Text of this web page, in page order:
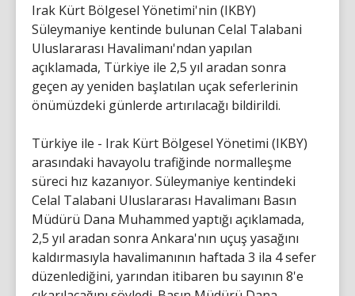
Irak Kürt Bölgesel Yönetimi'nin (IKBY)
Süleymaniye kentinde bulunan Celal Talabani
Uluslararası Havalimanı'ndan yapılan
açıklamada, Türkiye ile 2,5 yıl aradan sonra
geçen ay yeniden başlatılan uçak seferlerinin
önümüzdeki günlerde artırılacağı bildirildi.
Türkiye ile - Irak Kürt Bölgesel Yönetimi (IKBY)
arasındaki havayolu trafiğinde normalleşme
süreci hız kazanıyor. Süleymaniye kentindeki
Celal Talabani Uluslararası Havalimanı Basın
Müdürü Dana Muhammed yaptığı açıklamada,
2,5 yıl aradan sonra Ankara'nın uçuş yasağını
kaldırmasıyla havalimanının haftada 3 ila 4 sefer
düzenlediğini, yarından itibaren bu sayının 8'e